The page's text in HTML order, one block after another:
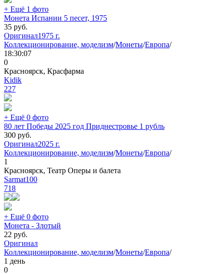
+ Ещё 1 фото
Монета Испании 5 песет, 1975
35 руб.
Оригинал1975 г.
Коллекционирование, моделизм/Монеты/Европа/
18:30:07
0
Красноярск, Красфарма
Kidik
227
+ Ещё 0 фото
80 лет Победы 2025 год Приднестровье 1 рубль
300 руб.
Оригинал2025 г.
Коллекционирование, моделизм/Монеты/Европа/
1
Красноярск, Театр Оперы и балета
Sarmat100
718
+ Ещё 0 фото
Монета - Злотый
22 руб.
Оригинал
Коллекционирование, моделизм/Монеты/Европа/
1 день
0